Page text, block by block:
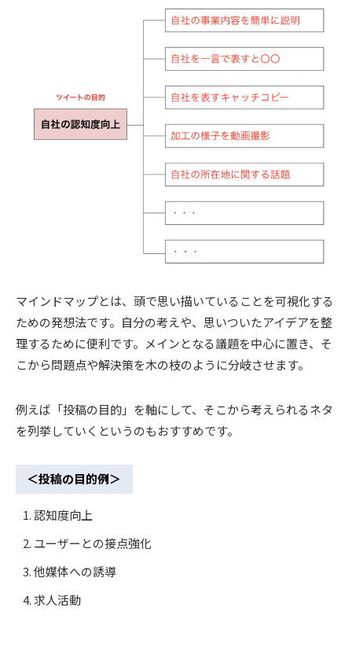
マインドマップとは、頭で思い描いていることを可視化する
ための発想法です。自分の考えや、思いついたアイデアを整
理するために便利です。メインとなる議題を中心に置き、そ
こから問題点や解決策を木の枝のように分岐させます。
例えば「投稿の目的」を軸にして、そこから考えられるネタ
を列挙していくというのもおすすめです。
＜投稿の目的例＞
認知度向上
ユーザーとの接点強化
他媒体への誘導
求人活動